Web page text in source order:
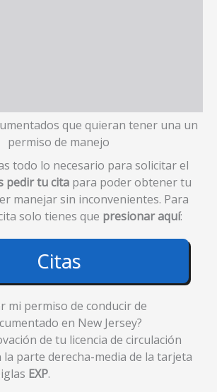
que quieran tener una un
permiso de manejo
todo lo necesario para solicitar el
pedir tu cita para poder obtener tu
manejar sin inconvenientes. Para
solo tienes que presionar aquí:
Citas
mi permiso de conducir de
en New Jersey?
de tu licencia de circulación
la parte derecha-media de la tarjeta
EXP.